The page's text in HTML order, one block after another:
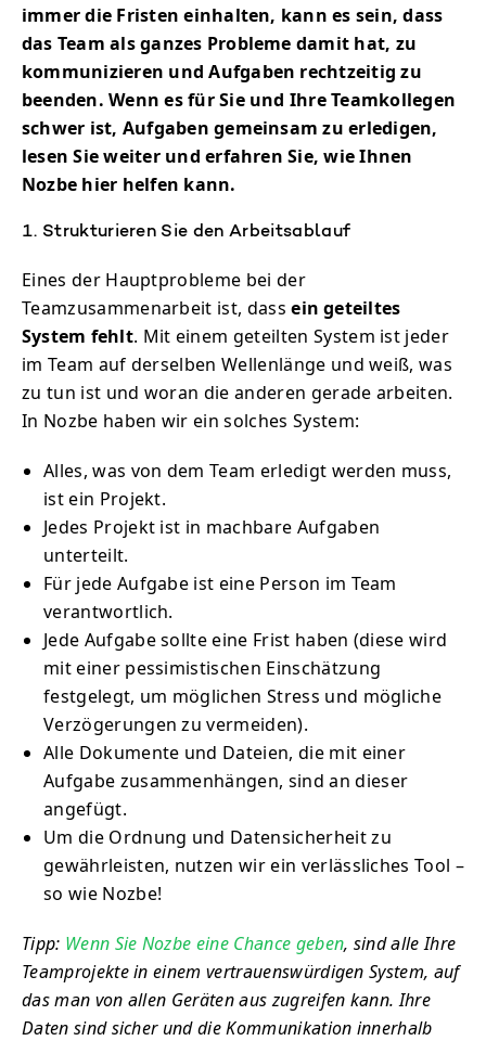
immer die Fristen einhalten, kann es sein, dass
das Team als ganzes Probleme damit hat, zu
kommunizieren und Aufgaben rechtzeitig zu
beenden. Wenn es für Sie und Ihre Teamkollegen
schwer ist, Aufgaben gemeinsam zu erledigen,
lesen Sie weiter und erfahren Sie, wie Ihnen
Nozbe hier helfen kann.
1. Strukturieren Sie den Arbeitsablauf
Eines der Hauptprobleme bei der
Teamzusammenarbeit ist, dassein geteiltes
System fehlt. Mit einem geteilten System ist jeder
im Team auf derselben Wellenlänge und weiß, was
zu tun ist und woran die anderen gerade arbeiten.
In Nozbe haben wir ein solches System:
Alles, was von dem Team erledigt werden muss,
ist ein Projekt.
Jedes Projekt ist in machbare Aufgaben
unterteilt.
Für jede Aufgabe ist eine Person im Team
verantwortlich.
Jede Aufgabe sollte eine Frist haben (diese wird
mit einer pessimistischen Einschätzung
festgelegt, um möglichen Stress und mögliche
Verzögerungen zu vermeiden).
Alle Dokumente und Dateien, die mit einer
Aufgabe zusammenhängen, sind an dieser
angefügt.
Um die Ordnung und Datensicherheit zu
gewährleisten, nutzen wir ein verlässliches Tool –
so wie Nozbe!
Tipp: Wenn Sie Nozbe eine Chance geben, sind alle Ihre
Teamprojekte in einem vertrauenswürdigen System, auf
das man von allen Geräten aus zugreifen kann. Ihre
Daten sind sicher und die Kommunikation innerhalb